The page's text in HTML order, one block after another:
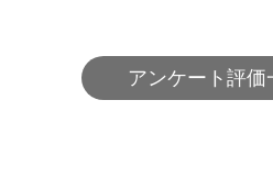
アンケート評価